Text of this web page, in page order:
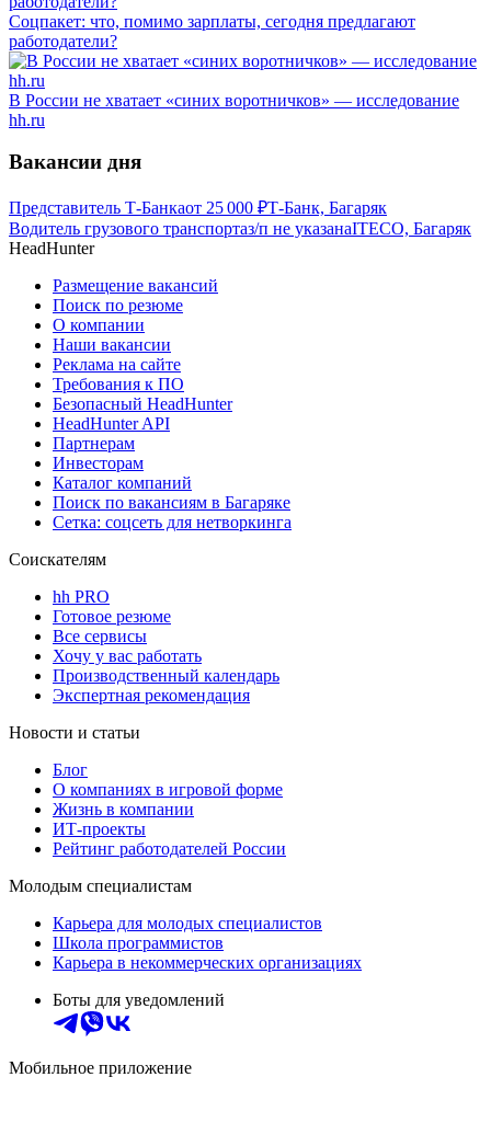
Соцпакет: что, помимо зарплаты, сегодня предлагают
работодатели?
В России не хватает «синих воротничков» — исследование
hh.ru
Вакансии дня
Представитель Т-Банкаот 25 000 ₽Т-Банк, Багаряк
Водитель грузового транспортаз/п не указанаITECO, Багаряк
HeadHunter
Размещение вакансий
Поиск по резюме
О компании
Наши вакансии
Реклама на сайте
Требования к ПО
Безопасный HeadHunter
HeadHunter API
Партнерам
Инвесторам
Каталог компаний
Поиск по вакансиям в Багаряке
Сетка: соцсеть для нетворкинга
Соискателям
hh PRO
Готовое резюме
Все сервисы
Хочу у вас работать
Производственный календарь
Экспертная рекомендация
Новости и статьи
Блог
О компаниях в игровой форме
Жизнь в компании
ИТ-проекты
Рейтинг работодателей России
Молодым специалистам
Карьера для молодых специалистов
Школа программистов
Карьера в некоммерческих организациях
Боты для уведомлений
Мобильное приложение